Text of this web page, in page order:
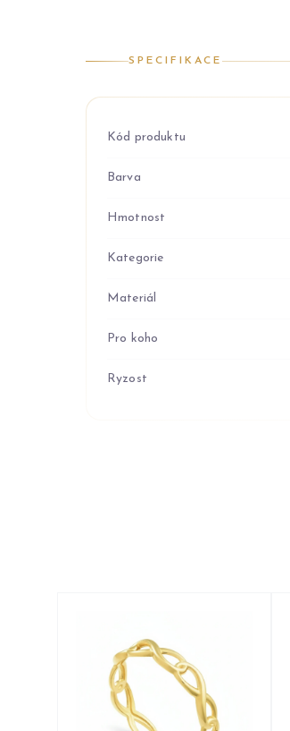
SPECIFIKACE
Kód produktu
Barva
Hmotnost
Kategorie
Materiál
Pro koho
Ryzost